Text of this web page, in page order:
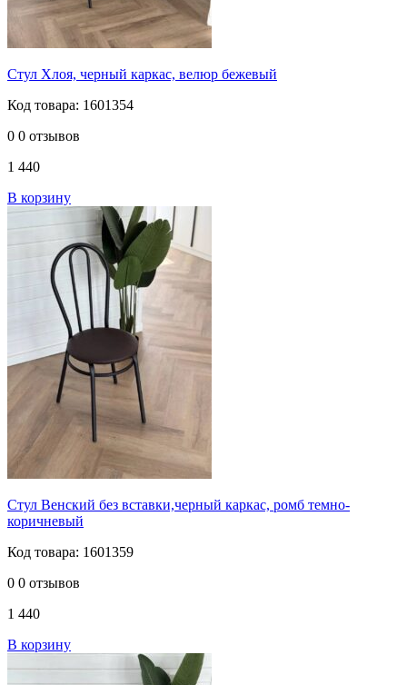
Стул Хлоя, черный каркас, велюр бежевый
Код товара: 1601354
0 0 отзывов
1 440
В корзину
Стул Венский без вставки,черный каркас, ромб темно-
коричневый
Код товара: 1601359
0 0 отзывов
1 440
В корзину